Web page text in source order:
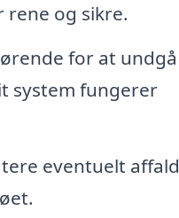
rene og sikre.
for at undgå
system fungerer
eventuelt affald